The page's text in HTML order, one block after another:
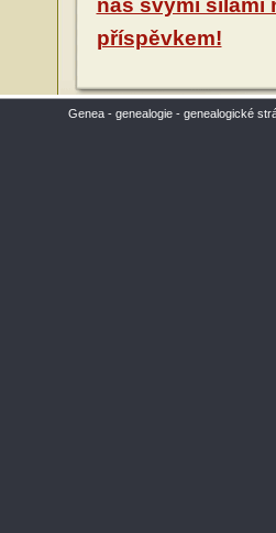
nás svými silami
příspěvkem!
Genea - genealogie - genealogické